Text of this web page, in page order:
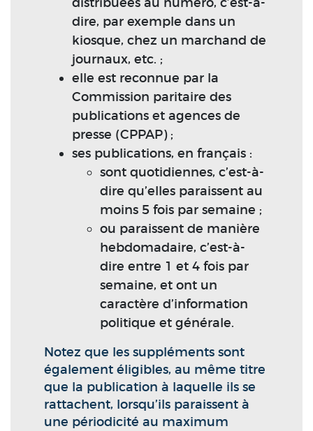
dire, par exemple dans un
kiosque, chez un marchand de
journaux, etc. ;
elle est reconnue par la
Commission paritaire des
publications et agences de
presse (CPPAP) ;
ses publications, en français :
sont quotidiennes, c’est-à-
dire qu’elles paraissent au
moins 5 fois par semaine ;
ou paraissent de manière
hebdomadaire, c’est-à-
dire entre 1 et 4 fois par
semaine, et ont un
caractère d’information
politique et générale.
Notez que les suppléments sont
également éligibles, au même titre
que la publication à laquelle ils se
rattachent, lorsqu’ils paraissent à
une périodicité au maximum